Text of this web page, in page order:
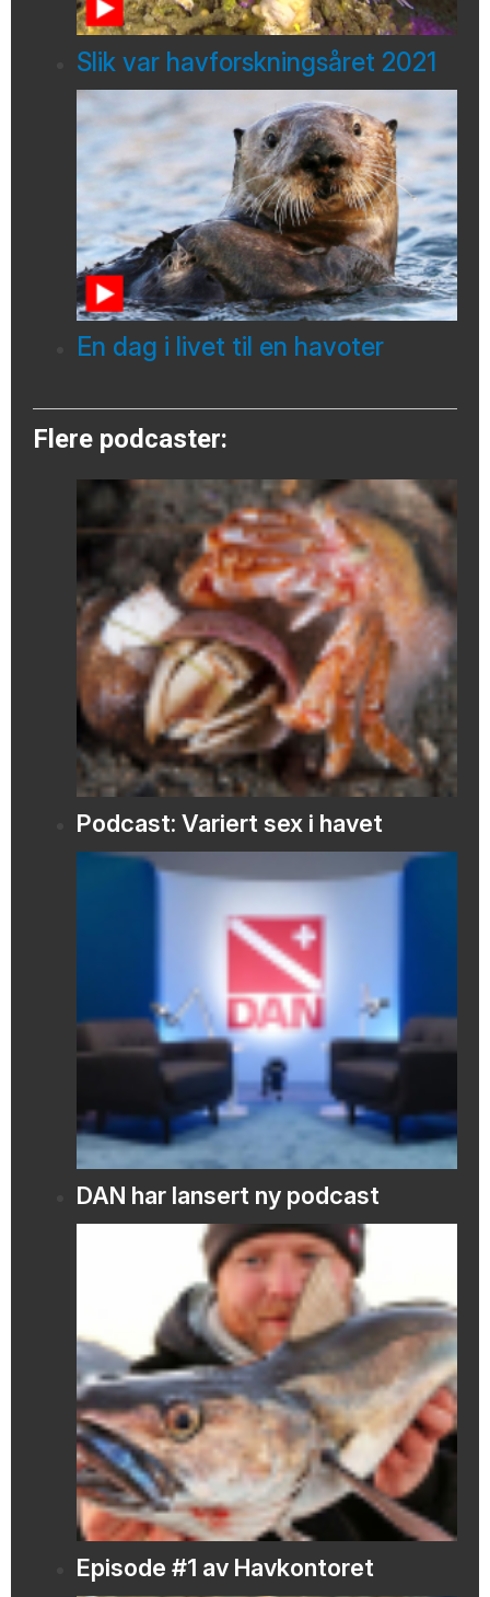
Slik var havforskningsåret 2021
En dag i livet til en havoter
Flere podcaster:
Podcast: Variert sex i havet
DAN har lansert ny podcast
Episode #1 av Havkontoret